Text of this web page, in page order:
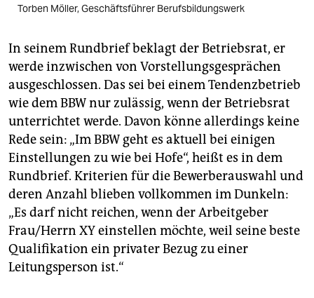
Torben Möller, Geschäftsführer Berufsbildungswerk
In seinem Rundbrief beklagt der Betriebsrat, er
werde inzwischen von Vorstellungsgesprächen
ausgeschlossen. Das sei bei einem Tendenzbetrieb
wie dem BBW nur zulässig, wenn der Betriebsrat
unterrichtet werde. Davon könne allerdings keine
Rede sein: „Im BBW geht es aktuell bei einigen
Einstellungen zu wie bei Hofe“, heißt es in dem
Rundbrief. Kriterien für die Bewerberauswahl und
deren Anzahl blieben vollkommen im Dunkeln:
„Es darf nicht reichen, wenn der Arbeitgeber
Frau/Herrn XY einstellen möchte, weil seine beste
Qualifikation ein privater Bezug zu einer
Leitungsperson ist.“